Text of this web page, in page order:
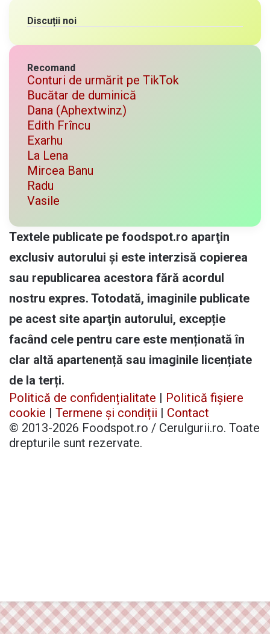
Discuții noi
Recomand
Conturi de urmărit pe TikTok
Bucătar de duminică
Dana (Aphextwinz)
Edith Frîncu
Exarhu
La Lena
Mircea Banu
Radu
Vasile
Textele publicate pe foodspot.ro aparţin
exclusiv autorului și este interzisă copierea
sau republicarea acestora fără acordul
nostru expres. Totodată, imaginile publicate
pe acest site aparţin autorului, excepție
facând cele pentru care este menționată în
clar altă apartenență sau imaginile licențiate
de la terți.
Politică de confidențialitate | Politică fișiere
cookie | Termene și condiții | Contact
© 2013-2026 Foodspot.ro / Cerulgurii.ro. Toate
drepturile sunt rezervate.
a
Coffee
to
top